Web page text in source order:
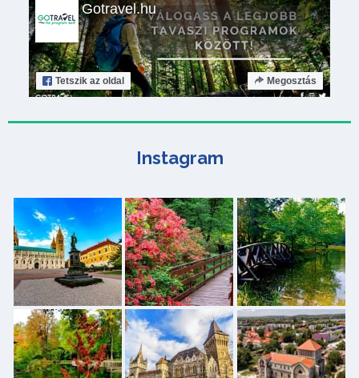
Gotravel.hu
Tetszik az oldal Megosztás
Instagram